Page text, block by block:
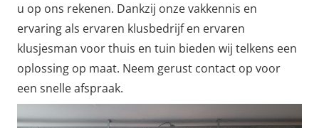
u op ons rekenen. Dankzij onze vakkennis en
ervaring als ervaren klusbedrijf en ervaren
klusjesman voor thuis en tuin bieden wij telkens een
oplossing op maat. Neem gerust contact op voor
een snelle afspraak.